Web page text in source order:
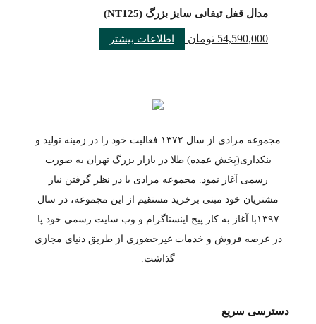
مدال قفل تیفانی سایز بزرگ (NT125)
54,590,000 تومان اطلاعات بیشتر
مجموعه مرادی از سال ۱۳۷۲ فعالیت خود را در زمینه تولید و
بنکداری(پخش عمده) طلا در بازار بزرگ تهران به صورت
رسمی آغاز نمود. مجموعه مرادی با در نظر گرفتن نیاز
مشتریان خود مبنی برخرید مستقیم از این مجموعه، در سال
۱۳۹۷با آغاز به کار پیج اینستاگرام و وب سایت رسمی خود پا
در عرصه فروش و خدمات غیرحضوری از طریق دنیای مجازی
گذاشت.
دسترسی سریع